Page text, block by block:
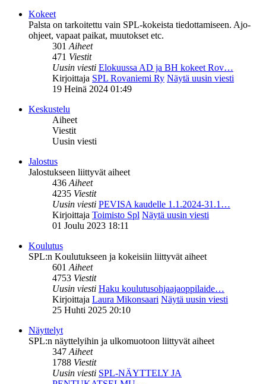
Kokeet
Palsta on tarkoitettu vain SPL-kokeista tiedottamiseen. Ajo-
ohjeet, vapaat paikat, muutokset etc.
301Aiheet
471 Viestit
Uusin viesti Elokuussa AD ja BH kokeet Rov…
Kirjoittaja SPL Rovaniemi Ry Näytä uusin viesti
19 Heinä 2024 01:49
Keskustelu
Aiheet
Viestit
Uusin viesti
Jalostus
Jalostukseen liittyvät aiheet
436Aiheet
4235 Viestit
Uusin viesti PEVISA kaudelle 1.1.2024-31.1…
Kirjoittaja Toimisto Spl Näytä uusin viesti
01 Joulu 2023 18:11
Koulutus
SPL:n Koulutukseen ja kokeisiin liittyvät aiheet
601Aiheet
4753 Viestit
Uusin viesti Haku koulutusohjaajaoppilaide…
Kirjoittaja Laura Mikonsaari Näytä uusin viesti
25 Huhti 2025 20:10
Näyttelyt
SPL:n näyttelyihin ja ulkomuotoon liittyvät aiheet
347Aiheet
1788 Viestit
Uusin viesti SPL-NÄYTTELY JA